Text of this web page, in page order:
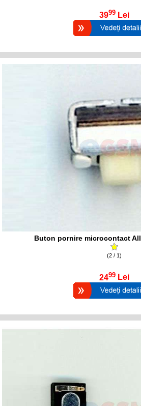
3999 Lei
Buton pornire microcontact
(2 / 1)
2499 Lei